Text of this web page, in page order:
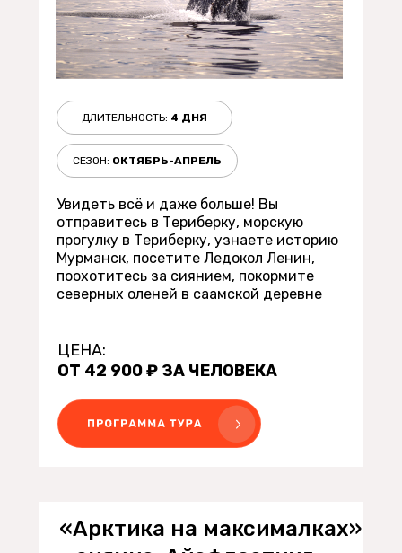
ДЛИТЕЛЬНОСТЬ: 4 ДНЯ
СЕЗОН: ОКТЯБРЬ-АПРЕЛЬ
Увидеть всё и даже больше! Вы
отправитесь в Териберку, морскую
прогулку в Териберку, узнаете историю
Мурманск, посетите Ледокол Ленин,
поохотитесь за сиянием, покормите
северных оленей в саамской деревне
ЦЕНА:
ОТ 42 900 ₽ ЗА ЧЕЛОВЕКА
«Арктика на максималках»